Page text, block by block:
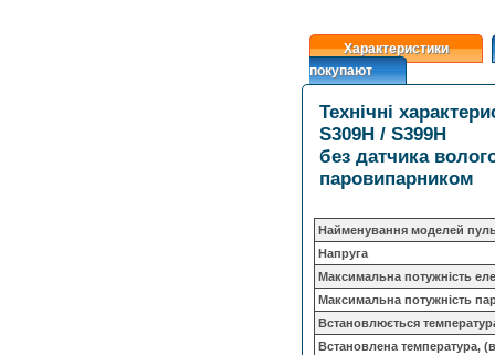
Характеристики
покупают
Технічні
S309H / S399H
без датчика
паровипарником
Найменування моделей
Напруга
Максимальна потужність
Максимальна потужність
Встановлюється
Встановлена ​​температура,